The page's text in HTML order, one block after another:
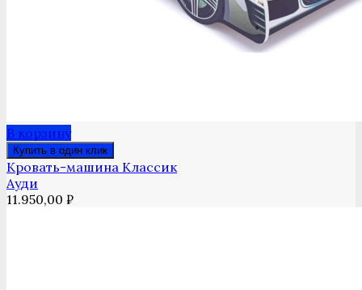
В корзину
Купить в один клик
Кровать-машина Классик
Ауди
11.950,00 ₽